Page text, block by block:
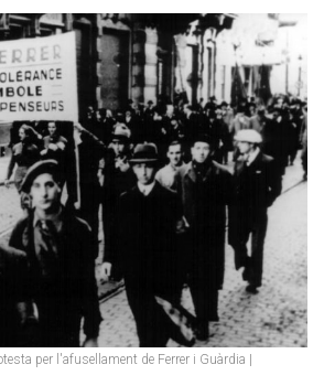
per l'afusellament de Ferrer i Guàrdia |